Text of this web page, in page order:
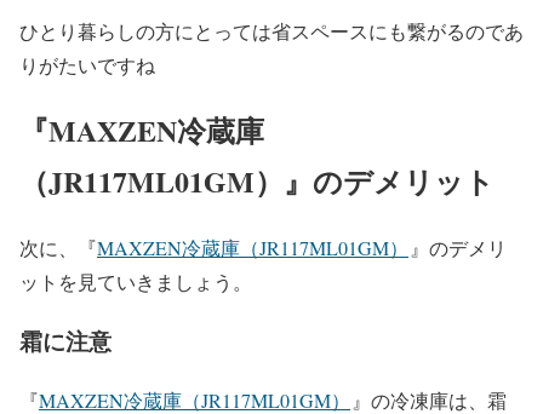
ひとり暮らしの方にとっては省スペースにも繋がるのであ
りがたいですね
『MAXZEN冷蔵庫
（JR117ML01GM） 』のデメリット
次に、 『MAXZEN冷蔵庫（JR117ML01GM） 』 のデメリ
ットを見ていきましょう。
霜に注意
『MAXZEN冷蔵庫（JR117ML01GM）
』の冷凍庫は、霜